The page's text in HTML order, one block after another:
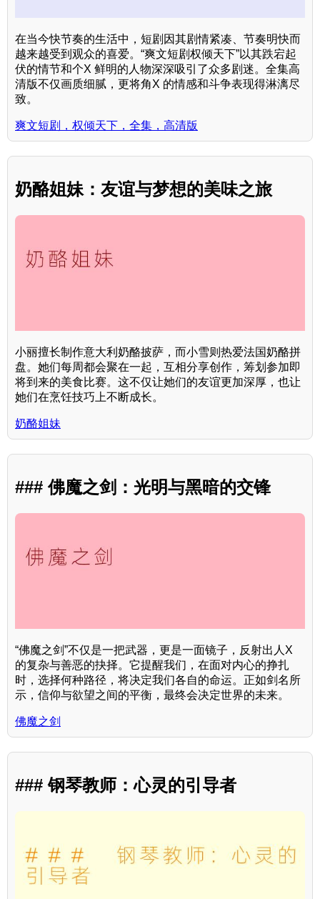
在当今快节奏的生活中，短剧因其剧情紧凑、节奏明快而
越来越受到观众的喜爱。“爽文短剧权倾天下”以其跌宕起
伏的情节和个X 鲜明的人物深深吸引了众多剧迷。全集高
清版不仅画质细腻，更将角X 的情感和斗争表现得淋漓尽
致。
爽文短剧，权倾天下，全集，高清版
奶酪姐妹：友谊与梦想的美味之旅
小丽擅长制作意大利奶酪披萨，而小雪则热爱法国奶酪拼
盘。她们每周都会聚在一起，互相分享创作，筹划参加即
将到来的美食比赛。这不仅让她们的友谊更加深厚，也让
她们在烹饪技巧上不断成长。
奶酪姐妹
### 佛魔之剑：光明与黑暗的交锋
“佛魔之剑”不仅是一把武器，更是一面镜子，反射出人X
的复杂与善恶的抉择。它提醒我们，在面对内心的挣扎
时，选择何种路径，将决定我们各自的命运。正如剑名所
示，信仰与欲望之间的平衡，最终会决定世界的未来。
佛魔之剑
### 钢琴教师：心灵的引导者